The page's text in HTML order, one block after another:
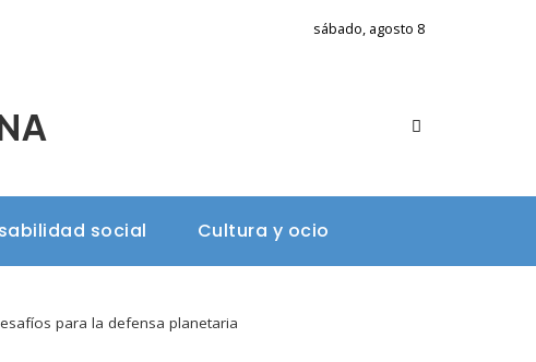
sábado, agosto 8
social Cultura y ocio
para la defensa planetaria